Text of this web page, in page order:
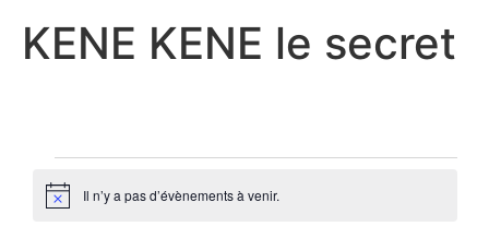
KENE KENE le secret
Notice Il n’y a pas d’évènements à venir.